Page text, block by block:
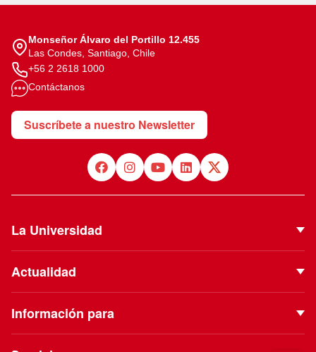
Monseñor Álvaro del Portillo 12.455
Las Condes, Santiago, Chile
+56 2 2618 1000
Contáctanos
Suscríbete a nuestro Newsletter
La Universidad
Proyecto Institucional
Vinculación con el Medio
Actualidad
Información para